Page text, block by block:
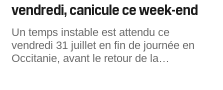
vendredi, canicule ce week-end
Un temps instable est attendu ce
vendredi 31 juillet en fin de journée en
Occitanie, avant le retour de la